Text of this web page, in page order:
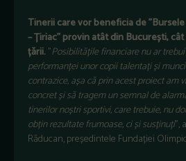
Tinerii care vor beneficia de
– Țiriac” provin atât din București,
țării.”Posibilitățile financiare nu ar
performanței unor copii talentați și
contrazice, așa că prin acest proiect am
concret și să tragem un semnal de
tinerilor noștri sportivi, care trebuie, nu
obțin rezultate frumoase, ci și susținuți”,
Răducan, președintele Fundației